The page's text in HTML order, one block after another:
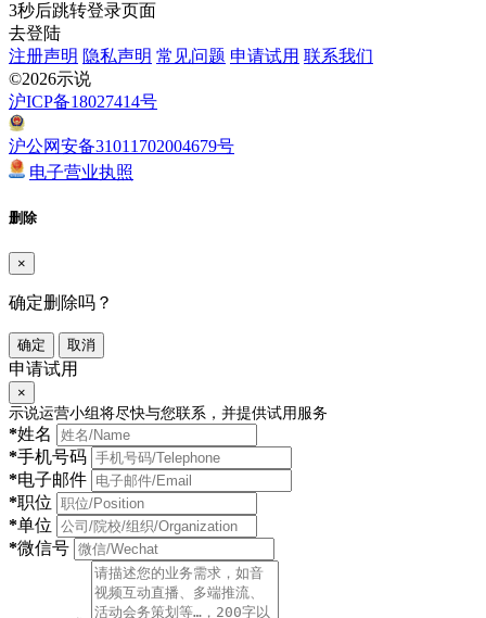
3秒后跳转登录页面
去登陆
注册声明 隐私声明 常见问题 申请试用 联系我们
©2026示说
沪ICP备18027414号
沪公网安备31011702004679号
电子营业执照
删除
×
确定删除吗？
确定 取消
申请试用
×
示说运营小组将尽快与您联系，并提供试用服务
*姓名
*手机号码
*电子邮件
*职位
*单位
*微信号